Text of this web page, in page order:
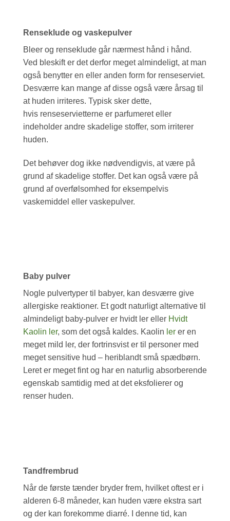
Renseklude og vaskepulver
Bleer og renseklude går nærmest hånd i hånd.
Ved bleskift er det derfor meget almindeligt, at man
også benytter en eller anden form for renseserviet.
Desværre kan mange af disse også være årsag til
at huden irriteres. Typisk sker dette,
hvis renseservietterne er parfumeret eller
indeholder andre skadelige stoffer, som irriterer
huden.
Det behøver dog ikke nødvendigvis, at være på
grund af skadelige stoffer. Det kan også være på
grund af overfølsomhed for eksempelvis
vaskemiddel eller vaskepulver.
Baby pulver
Nogle pulvertyper til babyer, kan desværre give
allergiske reaktioner. Et godt naturligt alternative til
almindeligt baby-pulver er hvidt ler eller Hvidt
Kaolin ler, som det også kaldes. Kaolin ler er en
meget mild ler, der fortrinsvist er til personer med
meget sensitive hud – heriblandt små spædbørn.
Leret er meget fint og har en naturlig absorberende
egenskab samtidig med at det eksfolierer og
renser huden.
Tandfrembrud
Når de første tænder bryder frem, hvilket oftest er i
alderen 6-8 måneder, kan huden være ekstra sart
og der kan forekomme diarré. I denne tid, kan